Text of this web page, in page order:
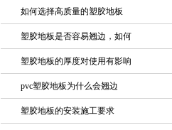
如何选择高质量的塑胶地板
塑胶地板是否容易翘边，如何
塑胶地板的厚度对使用有影响
pvc塑胶地板为什么会翘边
塑胶地板的安装施工要求